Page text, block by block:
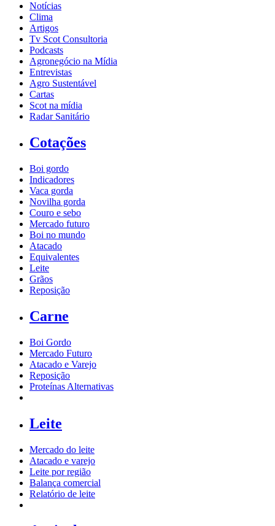
Notícias
Clima
Artigos
Tv Scot Consultoria
Podcasts
Agronegócio na Mídia
Entrevistas
Agro Sustentável
Cartas
Scot na mídia
Radar Sanitário
Cotações
Boi gordo
Indicadores
Vaca gorda
Novilha gorda
Couro e sebo
Mercado futuro
Boi no mundo
Atacado
Equivalentes
Leite
Grãos
Reposição
Carne
Boi Gordo
Mercado Futuro
Atacado e Varejo
Reposição
Proteínas Alternativas
Leite
Mercado do leite
Atacado e varejo
Leite por região
Balança comercial
Relatório de leite